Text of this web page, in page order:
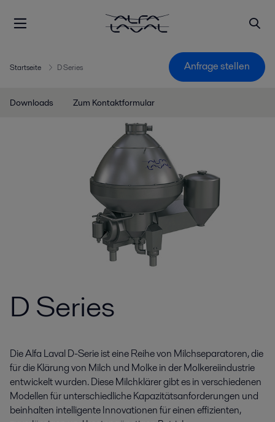
Startseite D Series Anfrage stellen
Downloads Zum Kontaktformular
D Series
Die Alfa Laval D-Serie ist eine Reihe von Milchseparatoren, die
für die Klärung von Milch und Molke in der Molkereiindustrie
entwickelt wurden. Diese Milchklärer gibt es in verschiedenen
Modellen für unterschiedliche Kapazitätsanforderungen und
beinhalten intelligente Innovationen für einen effizienten,